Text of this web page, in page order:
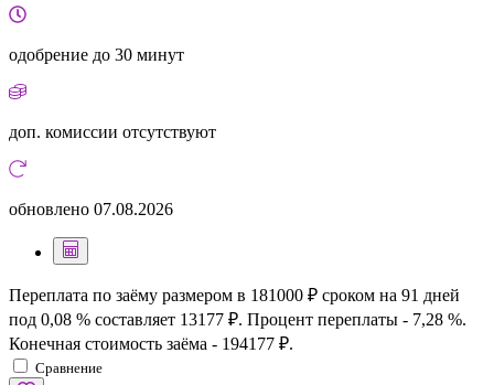
одобрение до 30 минут
доп. комиссии отсутствуют
обновлено 07.08.2026
Переплата по заёму размером в 181000 ₽ сроком на 91 дней
под 0,08 % составляет 13177 ₽. Процент переплаты - 7,28 %.
Конечная стоимость заёма - 194177 ₽.
Сравнение